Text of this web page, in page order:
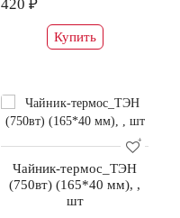
420 ₽
Купить
Чайник-термос_ТЭН
(750вт) (165*40 мм), ,
шт